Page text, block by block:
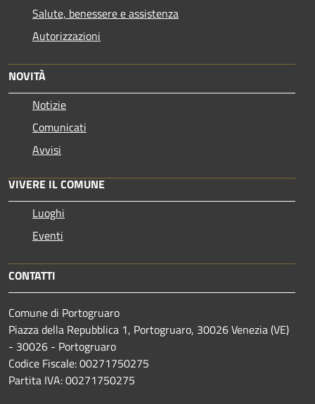
Salute, benessere e assistenza
Autorizzazioni
NOVITÀ
Notizie
Comunicati
Avvisi
VIVERE IL COMUNE
Luoghi
Eventi
CONTATTI
Comune di Portogruaro
Piazza della Repubblica 1, Portogruaro, 30026 Venezia (VE)
- 30026 - Portogruaro
Codice Fiscale: 00271750275
Partita IVA: 00271750275